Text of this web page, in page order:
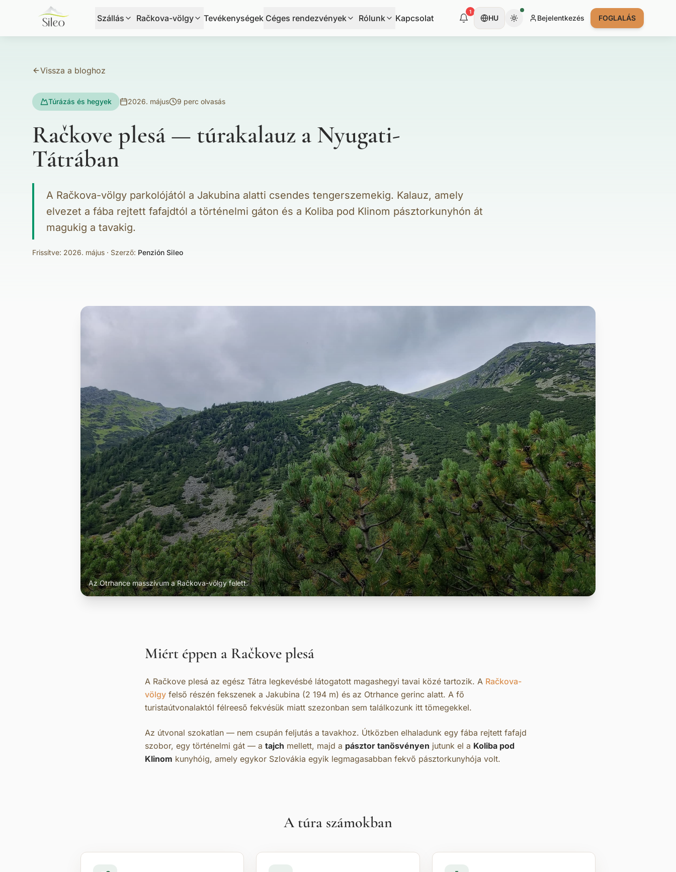
Szállás Račkova-völgy Tevékenységek Céges rendezvények Rólunk Kapcsolat
1
HU Bejelentkezés FOGLALÁS
Vissza a bloghoz
Túrázás és hegyek 2026. május 9 perc olvasás
Račkove plesá — túrakalauz a Nyugati-
Tátrában
A Račkova-völgy parkolójától a Jakubina alatti csendes tengerszemekig. Kalauz, amely
elvezet a fába rejtett fafajdtól a történelmi gáton és a Koliba pod Klinom pásztorkunyhón át
magukig a tavakig.
Frissítve: 2026. május · Szerző: Penzión Sileo
Az Otrhance masszívum a Račkova-völgy felett.
Miért éppen a Račkove plesá
A Račkove plesá az egész Tátra legkevésbé látogatott magashegyi tavai közé tartozik. A Račkova-
völgy felső részén fekszenek a Jakubina (2 194 m) és az Otrhance gerinc alatt. A fő
turistaútvonalaktól félreeső fekvésük miatt szezonban sem találkozunk itt tömegekkel.
Az útvonal szokatlan — nem csupán feljutás a tavakhoz. Útközben elhaladunk egy fába rejtett fafajd
szobor, egy történelmi gát — a tajch mellett, majd a pásztor tanösvényen jutunk el a Koliba pod
Klinom kunyhóig, amely egykor Szlovákia egyik legmagasabban fekvő pásztorkunyhója volt.
A túra számokban